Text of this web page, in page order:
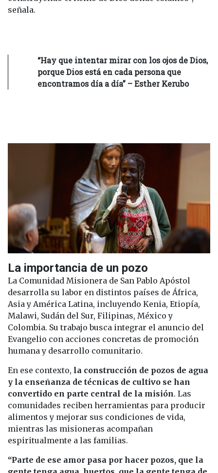
señala.
“Hay que intentar mirar con los ojos de Dios,
porque Dios está en cada persona que
encontramos día a día” – Esther Kerubo
La importancia de un pozo
La Comunidad Misionera de San Pablo Apóstol
desarrolla su labor en distintos países de África,
Asia y América Latina, incluyendo Kenia, Etiopía,
Malawi, Sudán del Sur, Filipinas, México y
Colombia. Su trabajo busca integrar el anuncio del
Evangelio con acciones concretas de promoción
humana y desarrollo comunitario.
En ese contexto, la construcción de pozos de agua
y la enseñanza de técnicas de cultivo se han
convertido en parte central de la misión. Las
comunidades reciben herramientas para producir
alimentos y mejorar sus condiciones de vida,
mientras las misioneras acompañan
espiritualmente a las familias.
“Parte de ese amor pasa por hacer pozos, que la